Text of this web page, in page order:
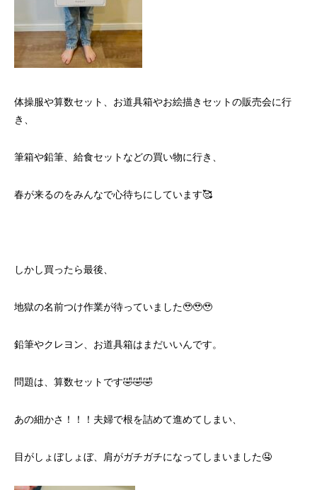
体操服や算数セット、お道具箱やお絵描きセットの販売会に行
き、
筆箱や鉛筆、給食セットなどの買い物に行き、
春が来るのをみんなで心待ちにしています🥰
しかし買ったら最後、
地獄の名前つけ作業が待っていました🥹🥹🥹
鉛筆やクレヨン、お道具箱はまだいいんです。
問題は、算数セットです🤣🤣🤣
あの細かさ！！！夫婦で根を詰めて進めてしまい、
目がしょぼしょぼ、肩がガチガチになってしまいました🤤